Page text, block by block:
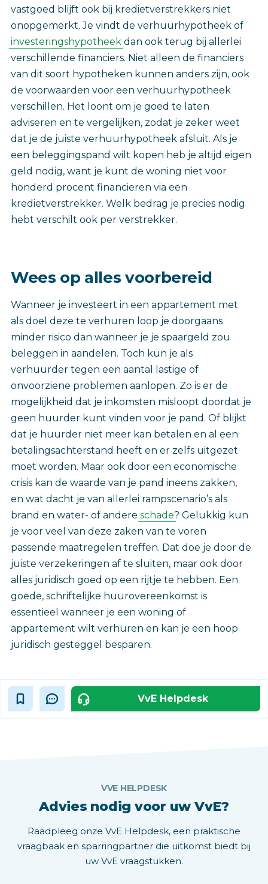
vastgoed blijft ook bij kredietverstrekkers niet
onopgemerkt. Je vindt de verhuurhypotheek of
investeringshypotheek dan ook terug bij allerlei
verschillende financiers. Niet alleen de financiers
van dit soort hypotheken kunnen anders zijn, ook
de voorwaarden voor een verhuurhypotheek
verschillen. Het loont om je goed te laten
adviseren en te vergelijken, zodat je zeker weet
dat je de juiste verhuurhypotheek afsluit. Als je
een beleggingspand wilt kopen heb je altijd eigen
geld nodig, want je kunt de woning niet voor
honderd procent financieren via een
kredietverstrekker. Welk bedrag je precies nodig
hebt verschilt ook per verstrekker.
Wees op alles voorbereid
Wanneer je investeert in een appartement met
als doel deze te verhuren loop je doorgaans
minder risico dan wanneer je je spaargeld zou
beleggen in aandelen. Toch kun je als
verhuurder tegen een aantal lastige of
onvoorziene problemen aanlopen. Zo is er de
mogelijkheid dat je inkomsten misloopt doordat je
geen huurder kunt vinden voor je pand. Of blijkt
dat je huurder niet meer kan betalen en al een
betalingsachterstand heeft en er zelfs uitgezet
moet worden. Maar ook door een economische
crisis kan de waarde van je pand ineens zakken,
en wat dacht je van allerlei rampscenario’s als
brand en water- of andere schade? Gelukkig kun
je voor veel van deze zaken van te voren
passende maatregelen treffen. Dat doe je door de
juiste verzekeringen af te sluiten, maar ook door
alles juridisch goed op een rijtje te hebben. Een
goede, schriftelijke huurovereenkomst is
essentieel wanneer je een woning of
appartement wilt verhuren en kan je een hoop
juridisch gesteggel besparen.
VvE Helpdesk
VVE HELPDESK
Advies nodig voor uw VvE?
Raadpleeg onze VvE Helpdesk, een praktische
vraagbaak en sparringpartner die uitkomst biedt bij
uw VvE vraagstukken.